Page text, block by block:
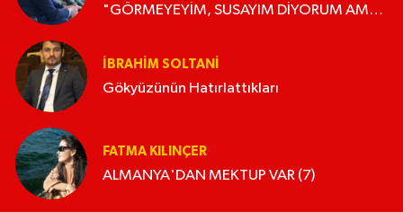
"GÖRMEYEYİM, SUSAYIM DİYORUM AMA
İBRAHIM SOLTANI
Gökyüzünün Hatırlattıkları
FATMA KILINÇER
ALMANYA'DAN MEKTUP VAR (7)